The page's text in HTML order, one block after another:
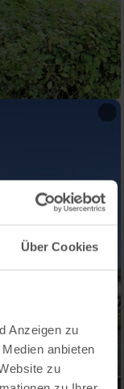
Über Cookies
Anzeigen zu
anbieten
zu